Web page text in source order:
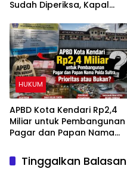
Sudah Diperiksa, Kapal
HUKUM
APBD Kota Kendari Rp2,4
Miliar untuk Pembangunan
Pagar dan Papan Nama
Bukan?Tinggalkan Balasan